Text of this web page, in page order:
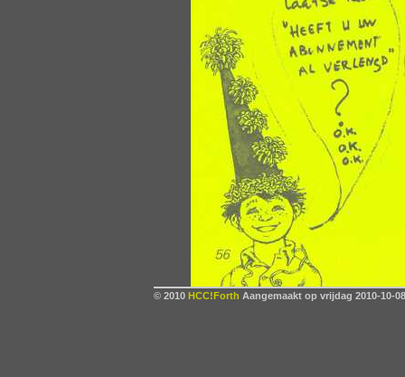
© 2010 HCC!Forth Aangemaakt op vrijdag 2010-10-